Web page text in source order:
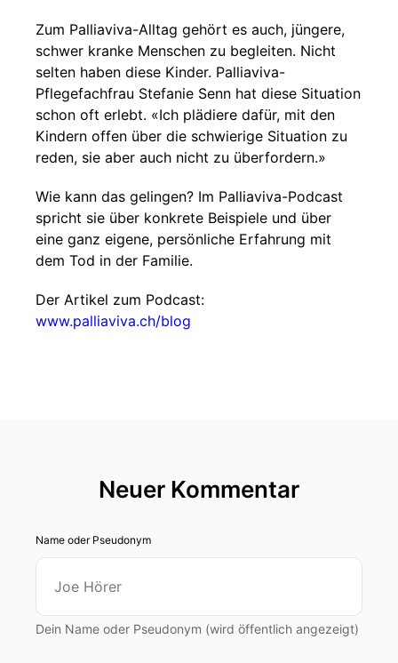
Zum Palliaviva-Alltag gehört es auch, jüngere,
schwer kranke Menschen zu begleiten. Nicht
selten haben diese Kinder. Palliaviva-
Pflegefachfrau Stefanie Senn hat diese Situation
schon oft erlebt. «Ich plädiere dafür, mit den
Kindern offen über die schwierige Situation zu
reden, sie aber auch nicht zu überfordern.»
Wie kann das gelingen? Im Palliaviva-Podcast
spricht sie über konkrete Beispiele und über
eine ganz eigene, persönliche Erfahrung mit
dem Tod in der Familie.
Der Artikel zum Podcast:
www.palliaviva.ch/blog
Neuer Kommentar
Name oder Pseudonym
Dein Name oder Pseudonym (wird öffentlich angezeigt)